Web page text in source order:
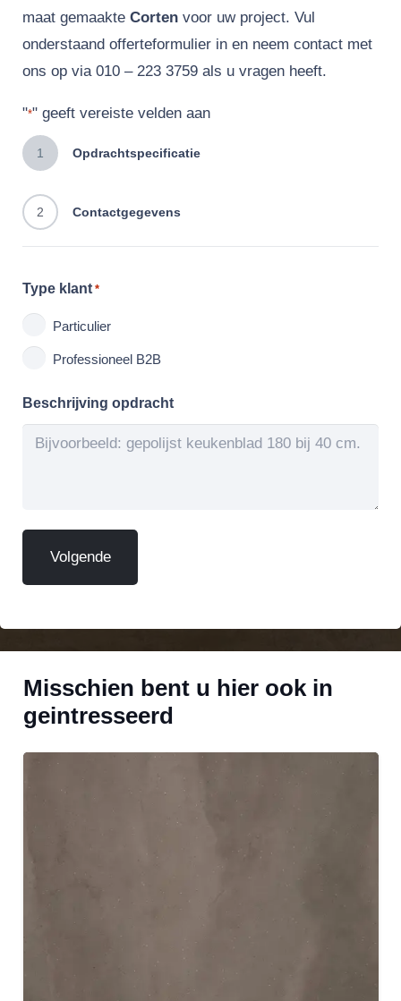
maat gemaakte Corten voor uw project. Vul
onderstaand offerteformulier in en neem contact met
ons op via 010 – 223 3759 als u vragen heeft.
"*" geeft vereiste velden aan
1 Opdrachtspecificatie
2 Contactgegevens
Type klant *
Particulier
Professioneel B2B
Beschrijving opdracht
Misschien bent u hier ook in
geintresseerd